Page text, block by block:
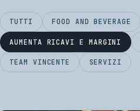
TUTTI FOOD AND BEVERAGE
AUMENTA RICAVI E MARGINI
TEAM VINCENTE SERVIZI